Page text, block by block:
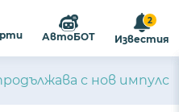
ПРИЕМАМ
АвтоБОТ
2
Известия
с нов импулс